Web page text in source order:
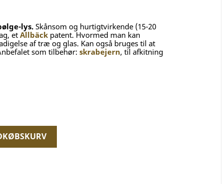
lys. Skånsom og hurtigtvirkende (15-20
etAllbäck patent. Hvormed man kan
af træ og glas. Kan også bruges til at
som tilbehør: skrabejern, til afkitning